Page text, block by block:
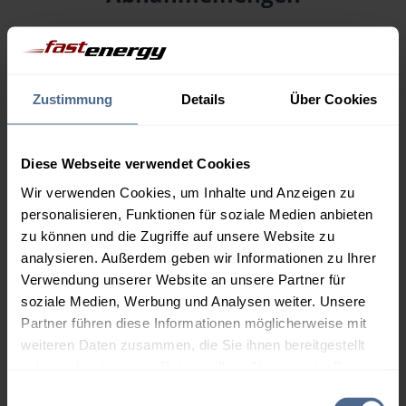
Zustimmung Details Über Cookies
Diese Webseite verwendet Cookies
Wir verwenden Cookies, um Inhalte und Anzeigen zu
personalisieren, Funktionen für soziale Medien anbieten
zu können und die Zugriffe auf unsere Website zu
analysieren. Außerdem geben wir Informationen zu Ihrer
Verwendung unserer Website an unsere Partner für
soziale Medien, Werbung und Analysen weiter. Unsere
Partner führen diese Informationen möglicherweise mit
weiteren Daten zusammen, die Sie ihnen bereitgestellt
Menge
1.000 Liter 0,00 €
2.000 Liter
154,96 €
3.000 Liter
153,40 €
153,40 €
0,00 €
5.000 Liter
152,41 €
152,41 €
Preise für Heizöl in Standardqualität nach Ö-Norm C 1109 in € / 100
Liter inkl. MwSt. und Lieferung bei einer Lieferstelle.